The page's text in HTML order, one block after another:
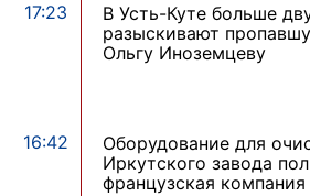
17:23
В Усть-Куте больше
разыскивают
Ольгу Иноземцеву
16:42
Оборудование для
Иркутского завода
французская компания